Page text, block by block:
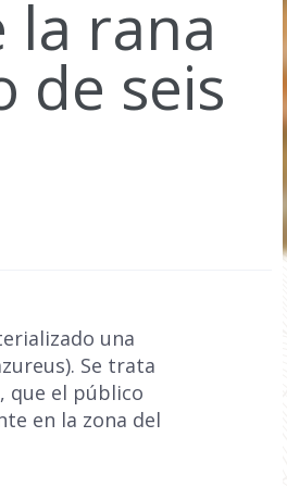
la rana
de seis
una
Se trata
que el público
en la zona del